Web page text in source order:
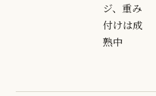
ジ、重み
付けは成
熟中